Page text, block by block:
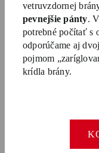
vetruvzdornej
pevnejšie pánty.
potrebné počítať s
odporúčame aj
pojmom
krídla brány.